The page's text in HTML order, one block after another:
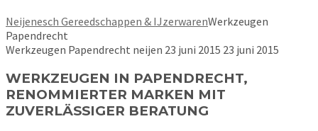
Neijenesch Gereedschappen & IJzerwarenWerkzeugen
Papendrecht
Werkzeugen Papendrecht neijen 23 juni 2015 23 juni 2015
WERKZEUGEN IN PAPENDRECHT,
RENOMMIERTER MARKEN MIT
ZUVERLÄSSIGER BERATUNG